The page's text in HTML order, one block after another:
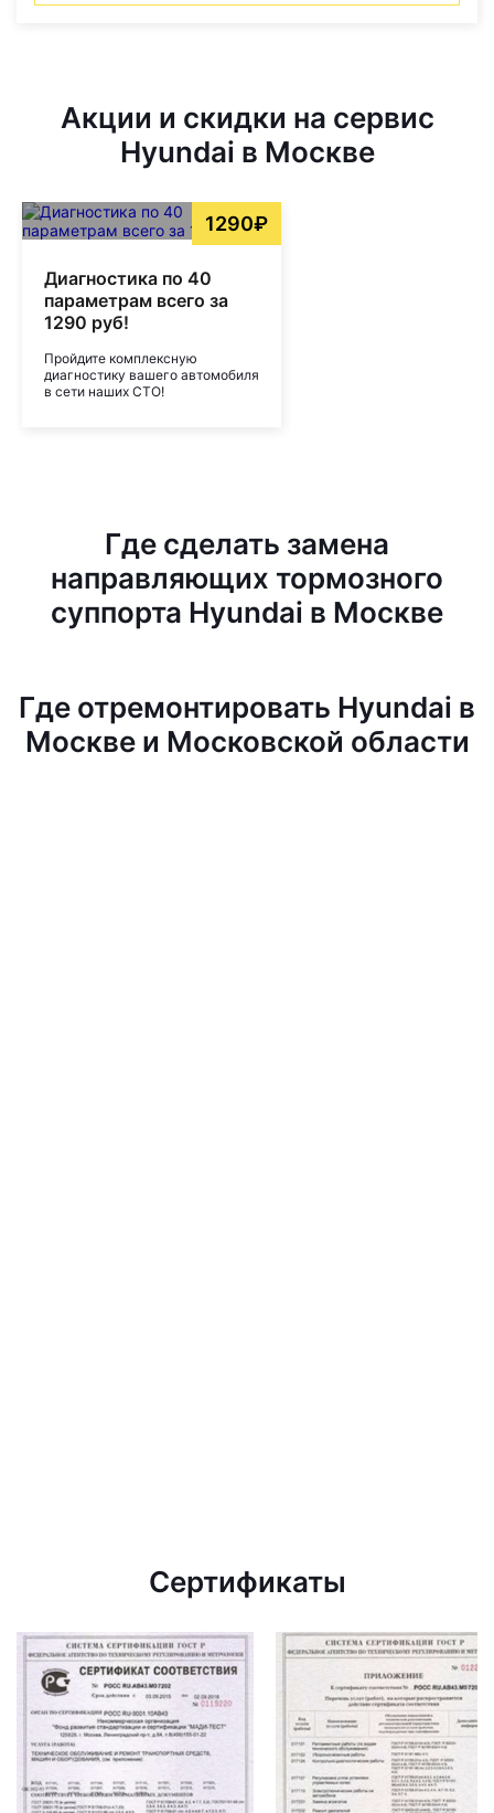
Акции и скидки на сервис
Hyundai в Москве
1290₽
Диагностика по 40
параметрам всего за
1290 руб!
Пройдите комплексную
диагностику вашего автомобиля
в сети наших СТО!
Где сделать замена
направляющих тормозного
суппорта Hyundai в Москве
Где отремонтировать Hyundai в
Москве и Московской области
Сертификаты